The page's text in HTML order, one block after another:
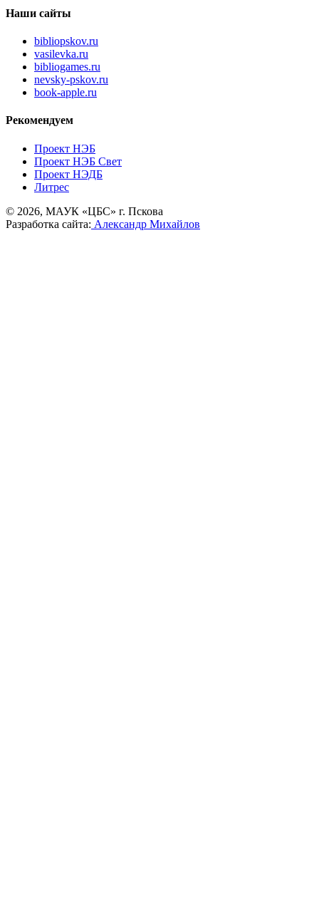
Наши сайты
bibliopskov.ru
vasilevka.ru
bibliogames.ru
nevsky-pskov.ru
book-apple.ru
Рекомендуем
Проект НЭБ
Проект НЭБ Свет
Проект НЭДБ
Литрес
© 2026, МАУК «ЦБС» г. Пскова
Разработка сайта: Александр Михайлов